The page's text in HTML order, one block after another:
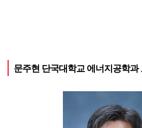
문주현 단국대학교 에너지공학과